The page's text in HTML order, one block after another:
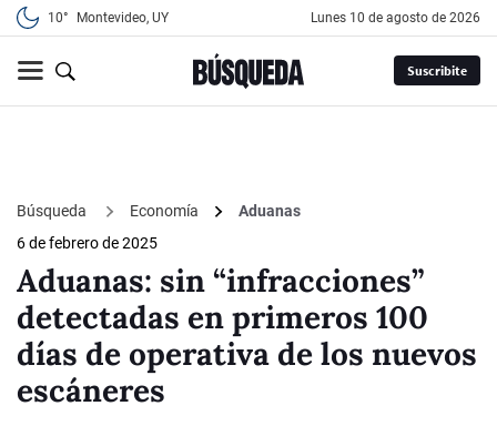
10° Montevideo, UY lunes 10 de agosto de 2026
Suscribite
Búsqueda Economía
Aduanas
6 de febrero de 2025
Aduanas: sin “infracciones”
detectadas en primeros 100
días de operativa de los nuevos
escáneres